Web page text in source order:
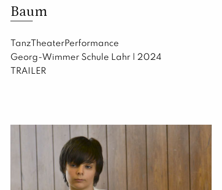
Baum
TanzTheaterPerformance
Georg-Wimmer Schule Lahr | 2024
TRAILER